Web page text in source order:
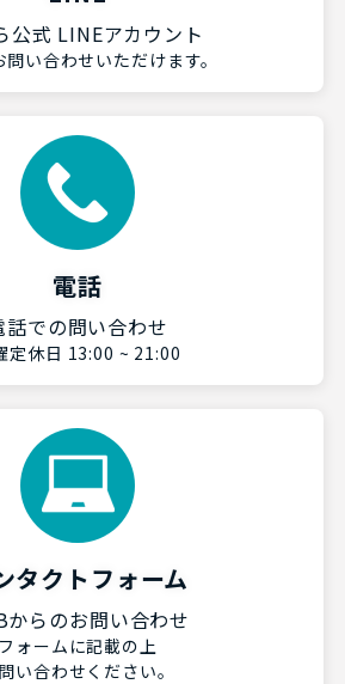
公式 LINEアカウント
い合わせいただけます。
電話
話での問い合わせ
定休日 13:00 ~ 21:00
タクトフォーム
からのお問い合わせ
フォームに記載の上
い合わせください。